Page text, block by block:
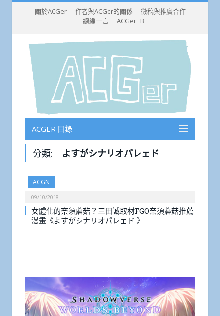
關於ACGer 作者與ACGer的關係
徵稿與推廣合作
總編一言
ACGer FB
ACGER 目錄
分類: よすがシナリオパレェド
ACGN
09/10/2018
女體化的奈須蘑菇？三田誠取材FGO奈須蘑菇推薦
漫畫《よすがシナリオパレェド 》